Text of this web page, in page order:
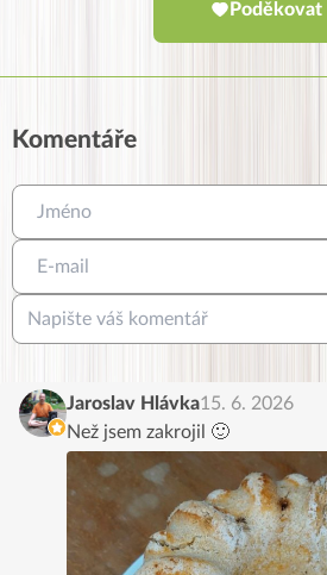
Poděkovat
Komentáře
Jaroslav Hlávka15. 6. 2026
Než jsem zakrojil 🙂